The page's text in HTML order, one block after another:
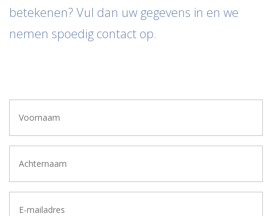
betekenen? Vul dan uw gegevens in en we
nemen spoedig contact op.
mailadres *